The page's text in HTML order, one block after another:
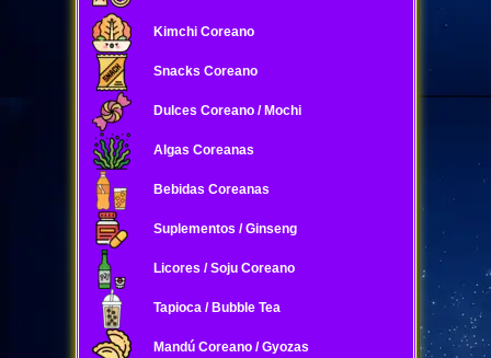
Kimchi Coreano
Snacks Coreano
Dulces Coreano / Mochi
Algas Coreanas
Bebidas Coreanas
Suplementos / Ginseng
Licores / Soju Coreano
Tapioca / Bubble Tea
Mandú Coreano / Gyozas